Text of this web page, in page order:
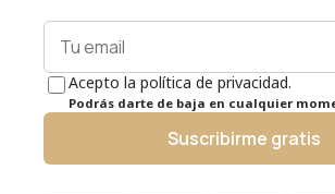
Acepto la política de privacidad.
Podrás darte de baja en cualquier
Suscribirme gratis